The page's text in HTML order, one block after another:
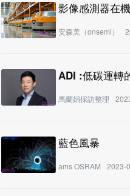
影像感測器在
安森美（onsemi）
ADI :低碳運轉
馬蘭娟採訪整理
藍色風暴
ams OSRAM 2023-